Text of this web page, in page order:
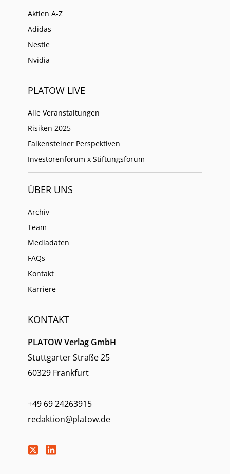
Aktien A-Z
Adidas
Nestle
Nvidia
PLATOW LIVE
Alle Veranstaltungen
Risiken 2025
Falkensteiner Perspektiven
Investorenforum x Stiftungsforum
ÜBER UNS
Archiv
Team
Mediadaten
FAQs
Kontakt
Karriere
KONTAKT
PLATOW Verlag GmbH
Stuttgarter Straße 25
60329 Frankfurt
+49 69 24263915
redaktion@platow.de